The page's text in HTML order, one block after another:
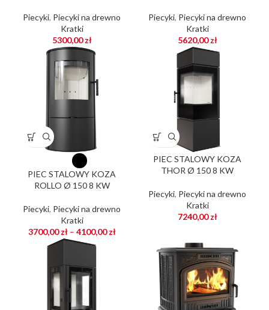
Piecyki, Piecyki na drewno
Kratki
5300,00zł
Piecyki, Piecyki na drewno
Kratki
5620,00zł
PIEC STALOWY KOZA
ROLLO Ø 150 8 KW
Piecyki, Piecyki na drewno
Kratki
3700,00zł – 4100,00zł
PIEC STALOWY KOZA
THOR Ø 150 8 KW
Piecyki, Piecyki na drewno
Kratki
7240,00zł